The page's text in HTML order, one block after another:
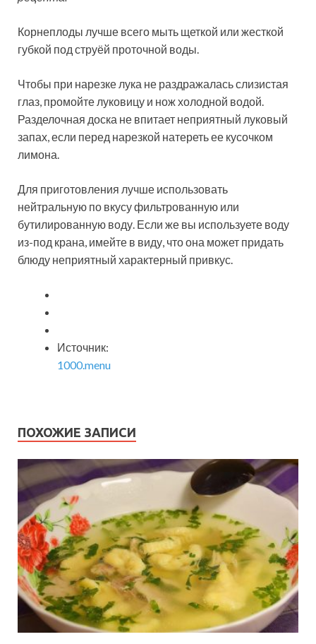
Корнеплоды лучше всего мыть щеткой или жесткой
губкой под струёй проточной воды.
Чтобы при нарезке лука не раздражалась слизистая
глаз, промойте луковицу и нож холодной водой.
Разделочная доска не впитает неприятный луковый
запах, если перед нарезкой натереть ее кусочком
лимона.
Для приготовления лучше использовать
нейтральную по вкусу фильтрованную или
бутилированную воду. Если же вы используете воду
из-под крана, имейте в виду, что она может придать
блюду неприятный характерный привкус.
Источник:
1000.menu
ПОХОЖИЕ ЗАПИСИ